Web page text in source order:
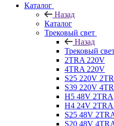
Каталог
Назад
Каталог
Трековый свет
Назад
Трековый
2TRA 220V
4TRA 220V
S25 220V
S39 220V
H5 48V 2TRA
H4 24V
S25 48V
S20 48V